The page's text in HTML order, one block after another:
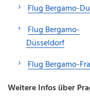
Flug Bergamo-
Flug Bergamo-
Düsseldorf
Flug Bergamo-
Weitere Infos über